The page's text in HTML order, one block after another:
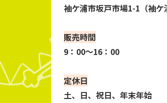
袖ケ浦市坂戸市場1-1（袖ケ
販売時間
9：00～16：00
定休日
土、日、祝日、年末年始